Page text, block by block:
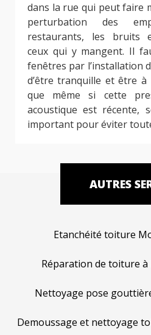
dans la rue qui peut faire
perturbation des
restaurants, les bruits
ceux qui y mangent. Il
fenêtres par l’installation
d’être tranquille et être à
que même si cette
acoustique est récente,
important pour éviter
AUTRES
Etanchéité toiture
Réparation de toiture
Nettoyage pose
Demoussage et nettoyage